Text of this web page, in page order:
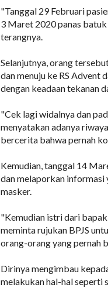
"Tanggal 29 Februari
3 Maret 2020 panas batuk
terangnya.
Selanjutnya, orang
dan menuju ke RS Advent
dengan keadaan tekanan
"Cek lagi widalnya dan
menyatakan adanya
bercerita bahwa pernah
Kemudian, tanggal 14
dan melaporkan informasi
masker.
"Kemudian istri dari
meminta rujukan BPJS
orang-orang yang pernah
Dirinya mengimbau
melakukan hal-hal seperti